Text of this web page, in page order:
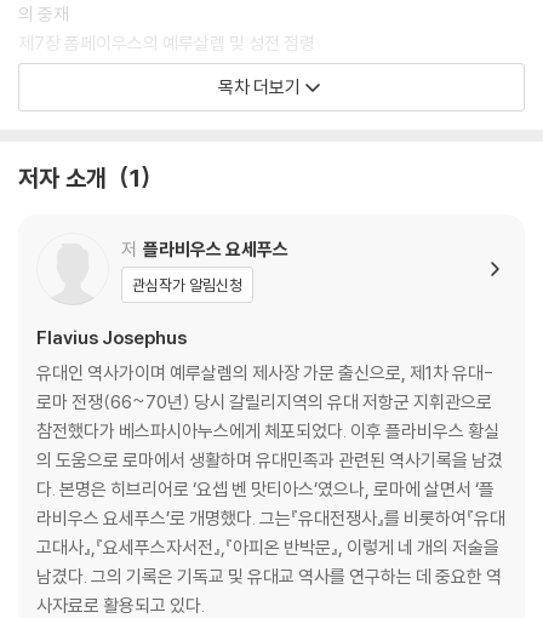
의 중재
제7장 폼페이우스의 예루살렘 및 성전 점령
제8장 아리스토불루스와 그 아들 알렉산더의 저항과 패배
제9장 안티파테르의 로마 권력무대 진출
제11장 로마의 위기로 확대된 헤롯의 통치권 확장과 안티파테르의 죽음
제13장 파르티아와 시리아의 충돌(기원전 40년): 안티고누스의 파견과
헤롯 형제들 사이의 사건
제14장 유대 왕으로 임명된 헤롯
제15장 안티고누스의 마사다 포위와 헤롯의 구출작전
제16장 이두매와 갈릴리 전투
제17장 헤롯의 기적적 구출과 예루살렘 공격
제18장 헤롯의 예루살렘 점령과 클레오파트라의 야욕
제19장 헤롯의 아라비아 정벌
제20장 옥타비아누스 황제로부터 왕권을 인정받은 헤롯
제21장 헤롯의 건축업적
제22장 헤롯 가문의 불행
제23장 헤롯 가문의 분쟁
제24장 계속되는 헤롯 가문의 불화
목차 더보기
저자 소개 1
저 플라비우스 요세푸스
관심작가 알림신청
Flavius Josephus
유대인 역사가이며 예루살렘의 제사장 가문 출신으로, 제1차 유대-
로마 전쟁(66~70년) 당시 갈릴리지역의 유대 저항군 지휘관으로
참전했다가 베스파시아누스에게 체포되었다. 이후 플라비우스 황실
의 도움으로 로마에서 생활하며 유대민족과 관련된 역사기록을 남겼
다. 본명은 히브리어로 ‘요셉 벤 맛티아스’였으나, 로마에 살면서 ‘플
라비우스 요세푸스’로 개명했다. 그는『유대전쟁사』를 비롯하여『유대
고대사』,『요세푸스자서전』,『아피온 반박문』, 이렇게 네 개의 저술을
남겼다. 그의 기록은 기독교 및 유대교 역사를 연구하는 데 중요한 역
사자료로 활용되고 있다.